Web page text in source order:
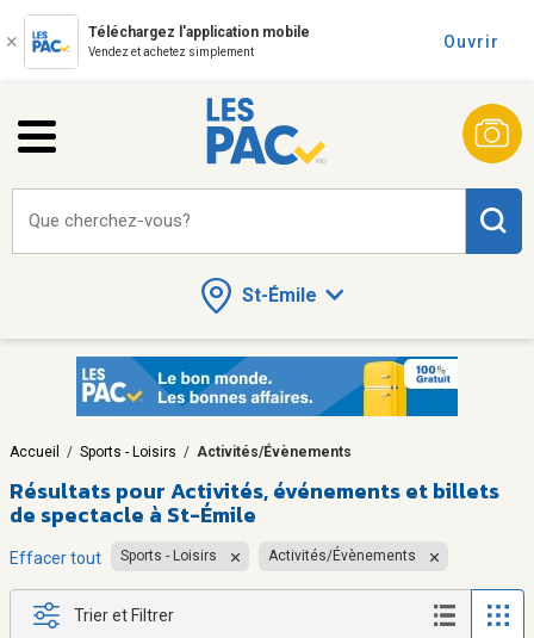
Téléchargez l'application mobile
Vendez et achetez simplement
Ouvrir
St-Émile
Que cherchez-vous?
Accueil / Sports - Loisirs / Activités/Évènements
Résultats pourActivités, événements et billets
de spectacle à St-Émile
Effacer tout Sports - Loisirs Activités/Évènements
Trier et Filtrer